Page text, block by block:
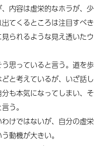
内容は虚栄的なホラが、少
てくるところは注目すべき
られるような見え透いたウ
思っていると言う。道を歩
と考えているが、いざ話し
も本気になってしまい、そ
う。
けではないが、自分の虚栄
動機が大きい。